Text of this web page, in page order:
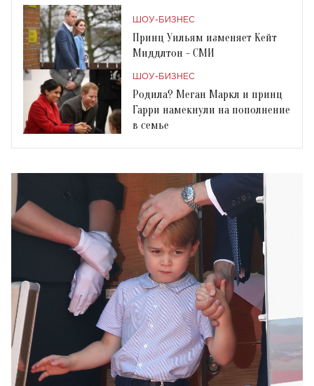
ШОУ-БИЗНЕС
Принц Уильям изменяет Кейт
Миддлтон - СМИ
ШОУ-БИЗНЕС
Родила? Меган Маркл и принц
Гарри намекнули на пополнение
в семье